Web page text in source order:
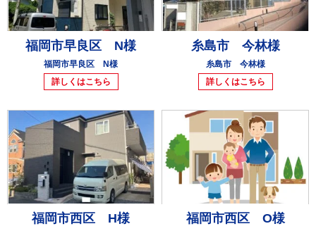
福岡市早良区 N様
福岡市早良区 N様
詳しくはこちら
糸島市 今林様
糸島市 今林様
詳しくはこちら
福岡市西区 H様 福岡市西区 O様